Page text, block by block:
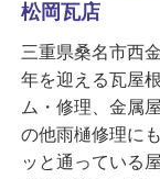
松岡瓦店
三重県桑名市西
年を迎える瓦屋
ム・修理、金属
の他雨樋修理に
ッと通っている